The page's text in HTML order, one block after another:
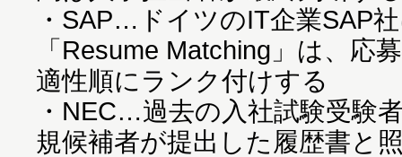
・SAP…ドイツのIT企業SAP
「Resume Matching」は、応
適性順にランク付けする
・NEC…過去の入社試験受験
規候補者が提出した履歴書と